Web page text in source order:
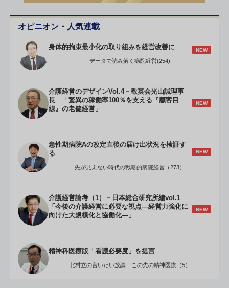
オピニオン・人気連載
身体的拘束最小化の取り組みを経営改善に NEW
データで読み解く病院経営(254)
介護経営のデザインVol.4－敬英会光山誠理事
長 「驚異の稼働率100％を支える『顧客目
線』の老健経営」
NEW
急性期病院Aの改定直後の届け出状況を検証す
る
NEW
先が見えない時代の戦略的病院経営（273）
介護経営論考（1）－日本総合研究所編vol.1
「今後の介護経営に必要な視点―経営力強化に
向けた大規模化と協働化―」
NEW
精神科医療版「看護必要度」を提言
北村立の言いたい放談 この先の精神医療（5）